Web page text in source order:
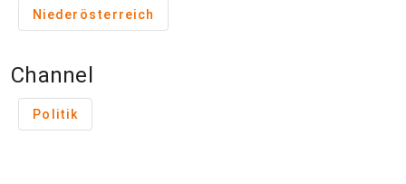
Niederösterreich
Channel
Politik